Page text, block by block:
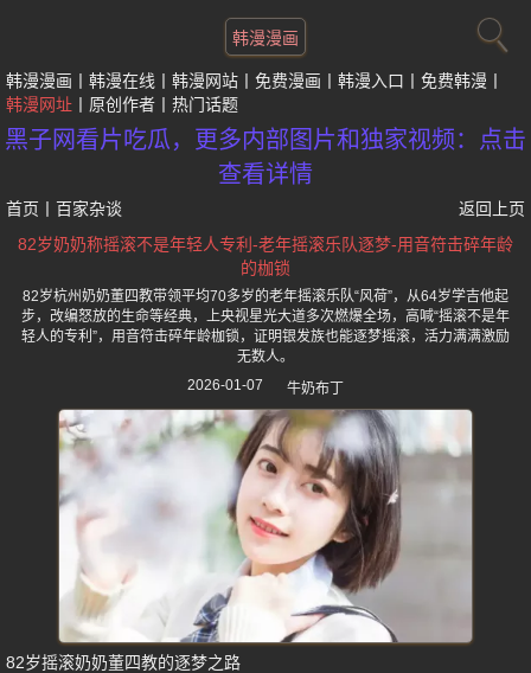
韩漫漫画
韩漫漫画 韩漫在线 韩漫网站 免费漫画 韩漫入口
免费韩漫
韩漫网址
原创作者 热门话题
黑子网看片吃瓜，更多内部图片和独家视频：点击
查看详情
首页 百家杂谈
返回上页
82岁奶奶称摇滚不是年轻人专利-老年摇滚乐队逐梦-用音符击碎年龄
的枷锁
82岁杭州奶奶董四教带领平均70多岁的老年摇滚乐队“风荷”，从64岁学吉他起
步，改编怒放的生命等经典，上央视星光大道多次燃爆全场，高喊“摇滚不是年
轻人的专利”，用音符击碎年龄枷锁，证明银发族也能逐梦摇滚，活力满满激励
无数人。
2026-01-07
牛奶布丁
82岁摇滚奶奶董四教的逐梦之路